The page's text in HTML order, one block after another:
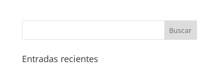
Entradas recientes